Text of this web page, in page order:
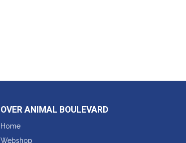
OVER ANIMAL BOULEVARD
Home
Webshop